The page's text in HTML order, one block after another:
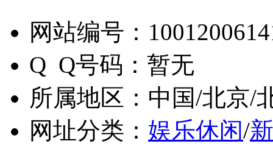
网站编号：
Q Q号码： 暂无
所属地区： 中国/北京/
网址分类： 娱乐休闲/